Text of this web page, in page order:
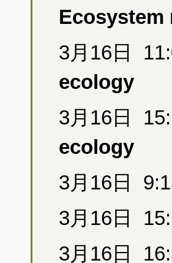
Ecosystem
3月16日
ecology
3月16日
ecology
3月16日
3月16日
3月16日